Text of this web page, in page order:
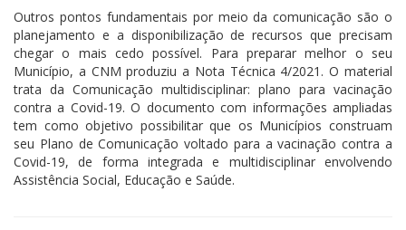
Outros pontos fundamentais por meio da comunicação são o
planejamento e a disponibilização de recursos que precisam
chegar o mais cedo possível. Para preparar melhor o seu
Município, a CNM produziu a Nota Técnica 4/2021. O material
trata da Comunicação multidisciplinar: plano para vacinação
contra a Covid-19. O documento com informações ampliadas
tem como objetivo possibilitar que os Municípios construam
seu Plano de Comunicação voltado para a vacinação contra a
Covid-19, de forma integrada e multidisciplinar envolvendo
Assistência Social, Educação e Saúde.